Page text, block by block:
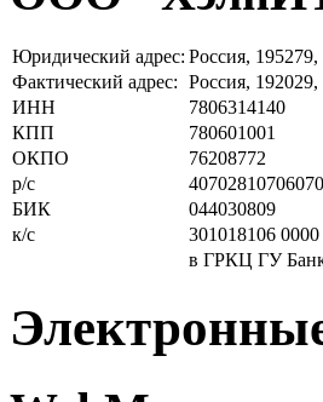
Юридический адрес: Россия,
Фактический адрес: Россия,
ИНН
7806314140
КПП
780601001
ОКПО
76208772
р/с
БИК
044030809
к/с
301018106
в ГРКЦ ГУ